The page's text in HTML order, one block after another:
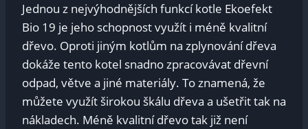
Jednou z nejvýhodnějších funkcí kotle Ekoefekt
Bio 19 je jeho schopnost využít i méně kvalitní
dřevo. Oproti jiným kotlům na zplynování dřeva
dokáže tento kotel snadno zpracovávat dřevní
odpad, větve a jiné materiály. To znamená, že
můžete využít širokou škálu dřeva a ušetřit tak na
nákladech. Méně kvalitní dřevo tak již není